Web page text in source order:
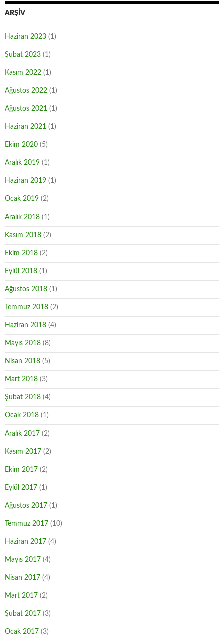
ARŞIV
Haziran 2023 (1)
Şubat 2023 (1)
Kasım 2022 (1)
Ağustos 2022 (1)
Ağustos 2021 (1)
Haziran 2021 (1)
Ekim 2020 (5)
Aralık 2019 (1)
Haziran 2019 (1)
Ocak 2019 (2)
Aralık 2018 (1)
Kasım 2018 (2)
Ekim 2018 (2)
Eylül 2018 (1)
Ağustos 2018 (1)
Temmuz 2018 (2)
Haziran 2018 (4)
Mayıs 2018 (8)
Nisan 2018 (5)
Mart 2018 (3)
Şubat 2018 (4)
Ocak 2018 (1)
Aralık 2017 (2)
Kasım 2017 (2)
Ekim 2017 (2)
Eylül 2017 (1)
Ağustos 2017 (1)
Temmuz 2017 (10)
Haziran 2017 (4)
Mayıs 2017 (4)
Nisan 2017 (4)
Mart 2017 (2)
Şubat 2017 (3)
Ocak 2017 (3)